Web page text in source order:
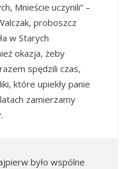
Mnieście uczynili” –
proboszcz
w Starych
okazja, żeby
spędzili czas,
które upiekły panie
zamierzamy
było wspólne